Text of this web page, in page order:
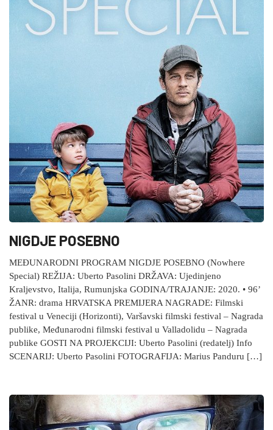
NIGDJE POSEBNO
MEĐUNARODNI PROGRAM NIGDJE POSEBNO (Nowhere
Special) REŽIJA: Uberto Pasolini DRŽAVA: Ujedinjeno
Kraljevstvo, Italija, Rumunjska GODINA/TRAJANJE: 2020. • 96’
ŽANR: drama HRVATSKA PREMIJERA NAGRADE: Filmski
festival u Veneciji (Horizonti), Varšavski filmski festival – Nagrada
publike, Međunarodni filmski festival u Valladolidu – Nagrada
publike GOSTI NA PROJEKCIJI: Uberto Pasolini (redatelj) Info
SCENARIJ: Uberto Pasolini FOTOGRAFIJA: Marius Panduru […]